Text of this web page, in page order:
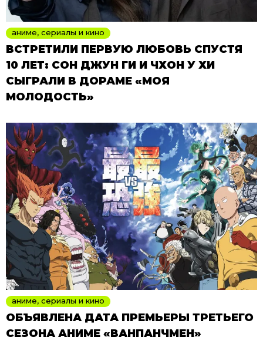
аниме, сериалы и кино
ВСТРЕТИЛИ ПЕРВУЮ ЛЮБОВЬ СПУСТЯ
10 ЛЕТ: СОН ДЖУН ГИ И ЧХОН У ХИ
СЫГРАЛИ В ДОРАМЕ «МОЯ
МОЛОДОСТЬ»
аниме, сериалы и кино
ОБЪЯВЛЕНА ДАТА ПРЕМЬЕРЫ ТРЕТЬЕГО
СЕЗОНА АНИМЕ «ВАНПАНЧМЕН»